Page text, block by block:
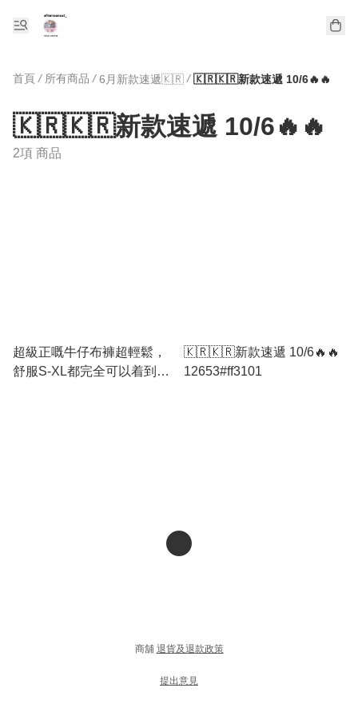
首頁 / 所有商品 / 6月新款速遞🇰🇷 / 🇰🇷🇰🇷新款速遞 10/6🔥🔥
🇰🇷🇰🇷新款速遞 10/6🔥🔥
2項 商品
超級正嘅牛仔布褲超輕鬆，
舒服S-XL都完全可以着到杏/
🇰🇷🇰🇷新款速遞 10/6🔥🔥
12653#ff3101
商舖 退貨及退款政策
提出意見